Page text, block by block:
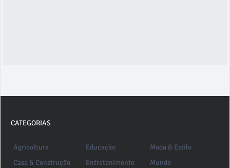
CATEGORIAS
Agricultura
Casa & Construção
Educação
Entretenimento
Moda & Estilo
Mundo